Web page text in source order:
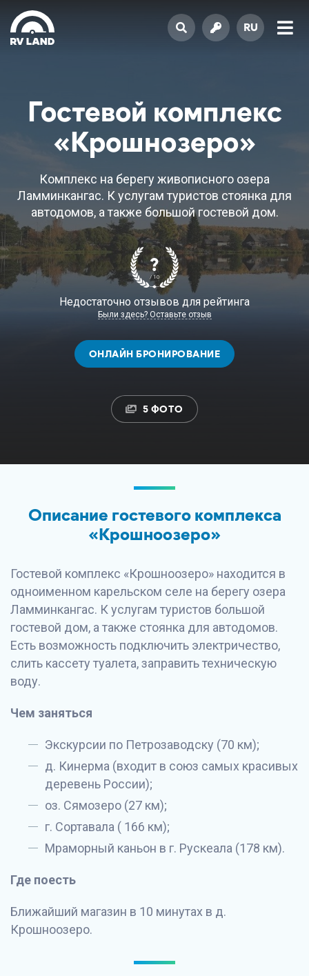
RU
Гостевой комплекс
«Крошнозеро»
Комплекс на берегу живописного озера
Ламминкангас. К услугам туристов стоянка для
автодомов, а также большой гостевой дом.
?
/ 10
Недостаточно отзывов для рейтинга
Были здесь? Оставьте отзыв
ОНЛАЙН БРОНИРОВАНИЕ
5 ФОТО
Описание гостевого комплекса
«Крошноозеро»
Гостевой комплекс «Крошноозеро» находится в
одноименном карельском селе на берегу озера
Ламминкангас. К услугам туристов большой
гостевой дом, а также стоянка для автодомов.
Есть возможность подключить электричество,
слить кассету туалета, заправить техническую
воду.
Чем заняться
Экскурсии по Петрозаводску (70 км);
д. Кинерма (входит в союз самых красивых
деревень России);
оз. Сямозеро (27 км);
г. Сортавала ( 166 км);
Мраморный каньон в г. Рускеала (178 км).
Где поесть
Ближайший магазин в 10 минутах в д.
Крошноозеро.